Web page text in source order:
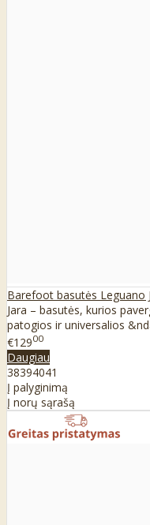
Barefoot basutės Leguano
Jara – basutės, kurios
patogios ir universalios
€12900
Daugiau
38394041
Į palyginimą
Į norų sąrašą